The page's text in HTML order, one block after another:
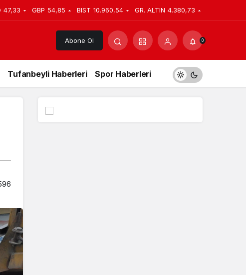
47,33 GBP 54,85 BIST 10.960,54 GR. ALTIN 4.380,73
Abone Ol 0
Tufanbeyli Haberleri Spor Haberleri